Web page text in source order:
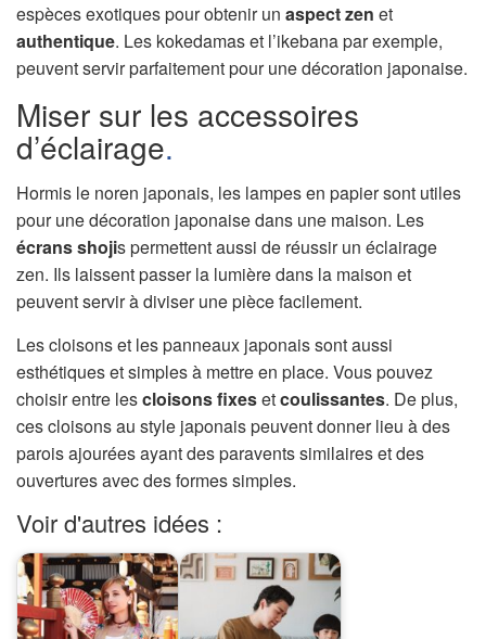
espèces exotiques pour obtenir un aspect zen et
authentique. Les kokedamas et l’ikebana par exemple,
peuvent servir parfaitement pour une décoration japonaise.
Miser sur les accessoires
d’éclairage.
Hormis le noren japonais, les lampes en papier sont utiles
pour une décoration japonaise dans une maison. Les
écrans shojis permettent aussi de réussir un éclairage
zen. Ils laissent passer la lumière dans la maison et
peuvent servir à diviser une pièce facilement.
Les cloisons et les panneaux japonais sont aussi
esthétiques et simples à mettre en place. Vous pouvez
choisir entre lescloisons fixesetcoulissantes. De plus,
ces cloisons au style japonais peuvent donner lieu à des
parois ajourées ayant des paravents similaires et des
ouvertures avec des formes simples.
Voir d'autres idées :